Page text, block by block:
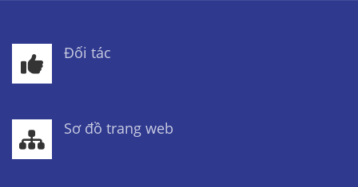
Đối tác
Sơ đồ trang web